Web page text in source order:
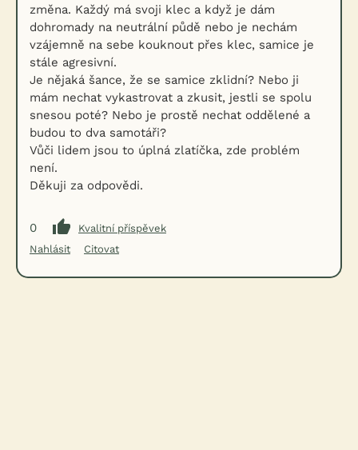
změna. Každý má svoji klec a když je dám
dohromady na neutrální půdě nebo je nechám
vzájemně na sebe kouknout přes klec, samice je
stále agresivní.
Je nějaká šance, že se samice zklidní? Nebo ji
mám nechat vykastrovat a zkusit, jestli se spolu
snesou poté? Nebo je prostě nechat oddělené a
budou to dva samotáři?
Vůči lidem jsou to úplná zlatíčka, zde problém
není.
Děkuji za odpovědi.
0
Kvalitní příspěvek
Nahlásit
Citovat